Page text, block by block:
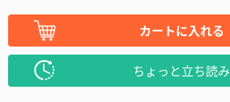
カートに入れる
ちょっと立ち読み